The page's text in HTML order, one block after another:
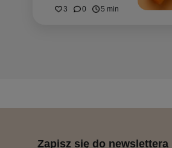
3 0 5 min
Zapisz się do newslettera